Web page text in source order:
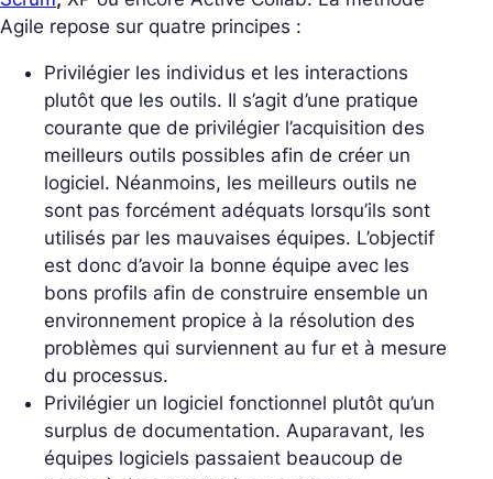
Agile repose sur quatre principes :
Privilégier les individus et les interactions
plutôt que les outils. Il s’agit d’une pratique
courante que de privilégier l’acquisition des
meilleurs outils possibles afin de créer un
logiciel. Néanmoins, les meilleurs outils ne
sont pas forcément adéquats lorsqu’ils sont
utilisés par les mauvaises équipes. L’objectif
est donc d’avoir la bonne équipe avec les
bons profils afin de construire ensemble un
environnement propice à la résolution des
problèmes qui surviennent au fur et à mesure
du processus.
Privilégier un logiciel fonctionnel plutôt qu’un
surplus de documentation. Auparavant, les
équipes logiciels passaient beaucoup de